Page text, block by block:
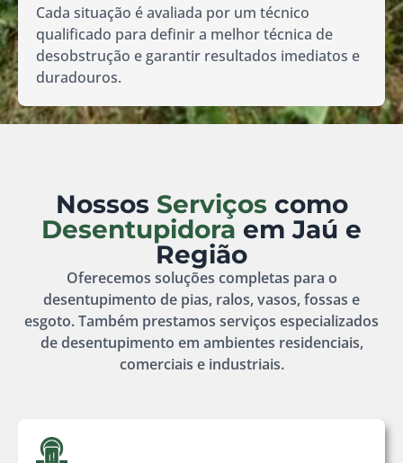
Cada situação é avaliada por um técnico
qualificado para definir a melhor técnica de
desobstrução e garantir resultados imediatos e
duradouros.
Nossos Serviços como
Desentupidora em Jaú e
Região
Oferecemos soluções completas para o
desentupimento de pias, ralos, vasos, fossas e
esgoto. Também prestamos serviços especializados
de desentupimento em ambientes residenciais,
comerciais e industriais.